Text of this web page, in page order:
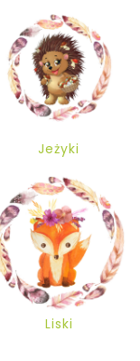
Jeżyki
Liski